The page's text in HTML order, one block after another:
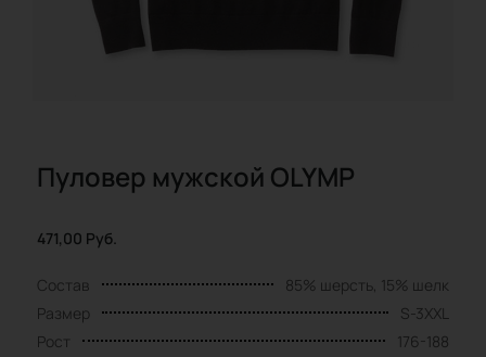
Пуловер мужской OLYMP
471,00 Руб.
Состав
85% шерсть, 15% шелк
Размер
S-3XXL
Рост
176-188